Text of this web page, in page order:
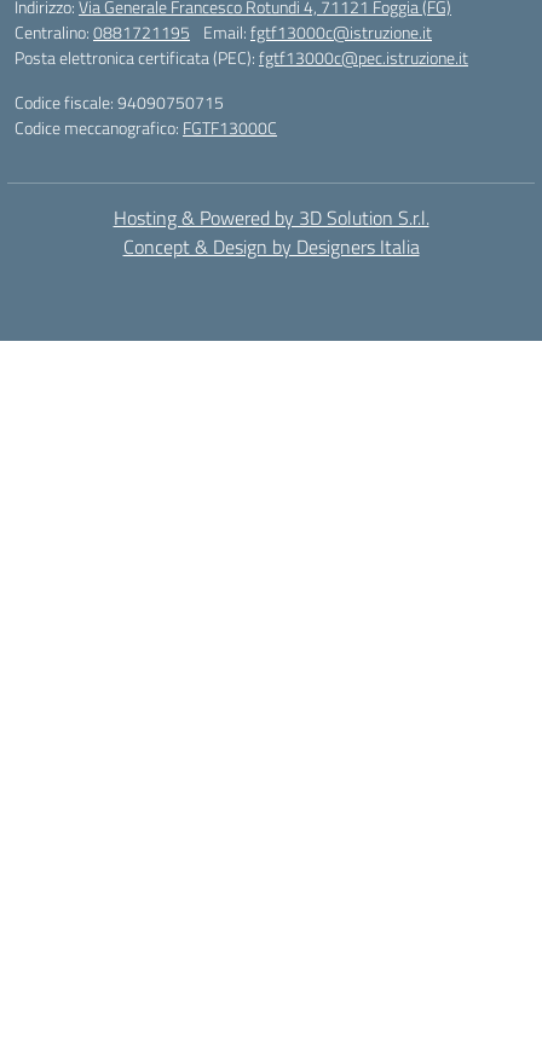
Indirizzo:Via Generale Francesco Rotundi 4, 71121 Foggia (FG)
Centralino:0881721195 Email:fgtf13000c@istruzione.it
Posta elettronica certificata (PEC):fgtf13000c@pec.istruzione.it
Codice fiscale: 94090750715
Codice meccanografico: FGTF13000C
Hosting & Powered by 3D Solution S.r.l.
Concept & Design by Designers Italia